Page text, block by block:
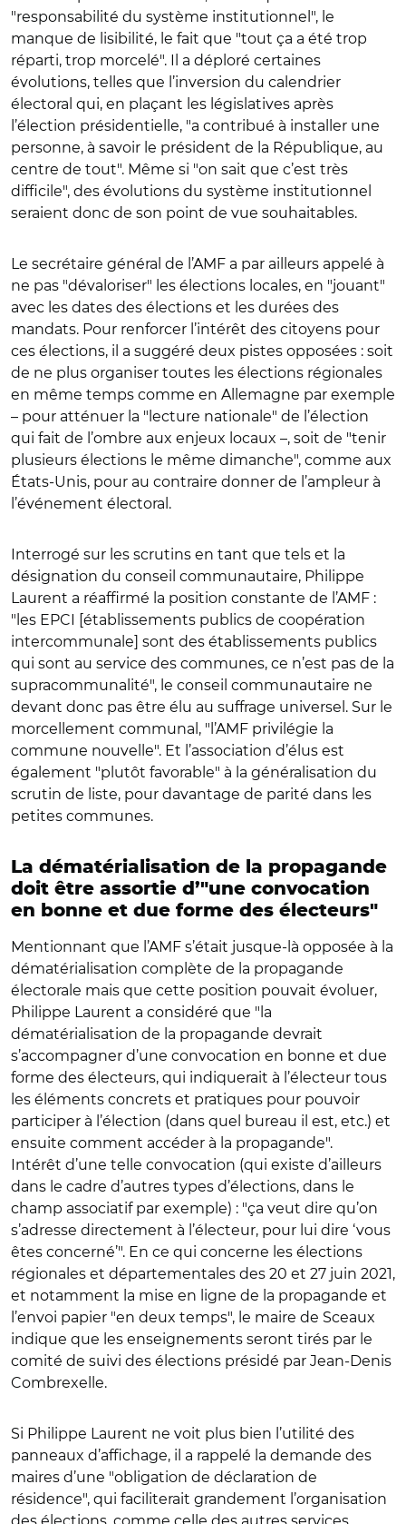
"responsabilité du système institutionnel", le
manque de lisibilité, le fait que "tout ça a été trop
réparti, trop morcelé". Il a déploré certaines
évolutions, telles que l’inversion du calendrier
électoral qui, en plaçant les législatives après
l’élection présidentielle, "a contribué à installer une
personne, à savoir le président de la République, au
centre de tout". Même si "on sait que c’est très
difficile", des évolutions du système institutionnel
seraient donc de son point de vue souhaitables.
Le secrétaire général de l’AMF a par ailleurs appelé à
ne pas "dévaloriser" les élections locales, en "jouant"
avec les dates des élections et les durées des
mandats. Pour renforcer l’intérêt des citoyens pour
ces élections, il a suggéré deux pistes opposées : soit
de ne plus organiser toutes les élections régionales
en même temps comme en Allemagne par exemple
– pour atténuer la "lecture nationale" de l’élection
qui fait de l’ombre aux enjeux locaux –, soit de "tenir
plusieurs élections le même dimanche", comme aux
États-Unis, pour au contraire donner de l’ampleur à
l’événement électoral.
Interrogé sur les scrutins en tant que tels et la
désignation du conseil communautaire, Philippe
Laurent a réaffirmé la position constante de l’AMF :
"les EPCI [établissements publics de coopération
intercommunale] sont des établissements publics
qui sont au service des communes, ce n’est pas de la
supracommunalité", le conseil communautaire ne
devant donc pas être élu au suffrage universel. Sur le
morcellement communal, "l’AMF privilégie la
commune nouvelle". Et l’association d’élus est
également "plutôt favorable" à la généralisation du
scrutin de liste, pour davantage de parité dans les
petites communes.
La dématérialisation de la propagande
doit être assortie d’"une convocation
en bonne et due forme des électeurs"
Mentionnant que l’AMF s’était jusque-là opposée à la
dématérialisation complète de la propagande
électorale mais que cette position pouvait évoluer,
Philippe Laurent a considéré que "la
dématérialisation de la propagande devrait
s’accompagner d’une convocation en bonne et due
forme des électeurs, qui indiquerait à l’électeur tous
les éléments concrets et pratiques pour pouvoir
participer à l’élection (dans quel bureau il est, etc.) et
ensuite comment accéder à la propagande".
Intérêt d’une telle convocation (qui existe d’ailleurs
dans le cadre d’autres types d’élections, dans le
champ associatif par exemple) : "ça veut dire qu’on
s’adresse directement à l’électeur, pour lui dire ‘vous
êtes concerné’". En ce qui concerne les élections
régionales et départementales des 20 et 27 juin 2021,
et notamment la mise en ligne de la propagande et
l’envoi papier "en deux temps", le maire de Sceaux
indique que les enseignements seront tirés par le
comité de suivi des élections présidé par Jean-Denis
Combrexelle.
Si Philippe Laurent ne voit plus bien l’utilité des
panneaux d’affichage, il a rappelé la demande des
maires d’une "obligation de déclaration de
résidence", qui faciliterait grandement l’organisation
des élections, comme celle des autres services